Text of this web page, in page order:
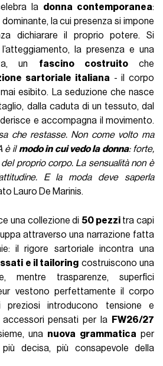
la donna contemporanea:
la cui presenza si impone
dichiarare il proprio potere. Si
la presenza e una
un fascino costruitoche
sartoriale italiana- il corpo
esibito. La seduzione che nasce
dalla caduta di un tessuto, dal
e accompagna il movimento.
che restasse. Non come volto ma
è ilmodo in cui vedo la donna: forte,
proprio corpo. La sensualità non è
E la moda deve saperla
Lauro De Marinis.
una collezione di 50 pezzitra capi
attraverso una narrazione fatta
il rigore sartoriale incontra una
e il tailoring costruiscono una
mentre trasparenze, superfici
vestono perfettamente il corpo
preziosi introducono tensione e
pensati per la
FW26/27
una nuova grammaticaper
più decisa, più consapevole della